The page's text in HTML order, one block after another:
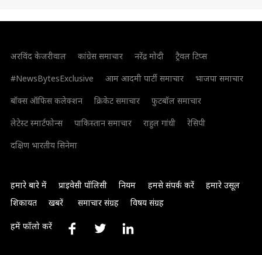
अरविंद केजरीवाल कांग्रेस समाचार नरेंद्र मोदी
ट्रैवल टिप्स
#NewsBytesExclusive
आम आदमी पार्टी समाचार
भाजपा समाचार
बॉक्स ऑफिस कलेक्शन
क्रिकेट समाचार
फुटबॉल समाचार
लेटेस्ट स्मार्टफोन्स
पाकिस्तान समाचार राहुल गांधी
रेसिपी
दक्षिण भारतीय सिनेमा
हमारे बारे में प्राइवेसी पॉलिसी नियम हमसे संपर्क करें
हमारे उसूल
शिकायत
खबरें समाचार संग्रह विषय संग्रह
हमें फॉलो करें